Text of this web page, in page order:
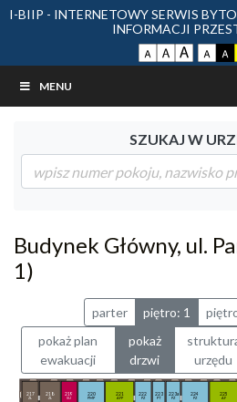
I-BIIP - INTERNETOWY SERWIS
INFORMACJI
MENU
SZUKAJ W
Budynek Główny, ul.
1)
parter piętro: 1
pokaż plan
ewakuacji
pokaż
drzwi
urzędu
217
ZL
218
ZL
219
SU
220
PMP
221
AFP
222
PZ
223
PT
223a
PZ
224
PZ
225
AF